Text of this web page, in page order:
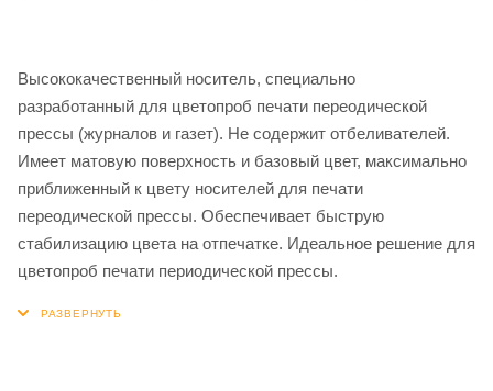
Высококачественный носитель, специально
разработанный для цветопроб печати переодической
прессы (журналов и газет). Не содержит отбеливателей.
Имеет матовую поверхность и базовый цвет, максимально
приближенный к цвету носителей для печати
переодической прессы. Обеспечивает быструю
стабилизацию цвета на отпечатке. Идеальное решение для
цветопроб печати периодической прессы.